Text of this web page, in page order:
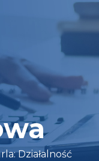
Działalność